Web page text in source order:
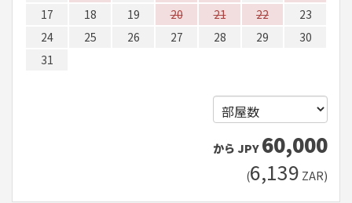
17
18 19 20 21 22
23
24
25 26 27 28 29
30
31
から JPY 60,000
(6,139 ZAR)